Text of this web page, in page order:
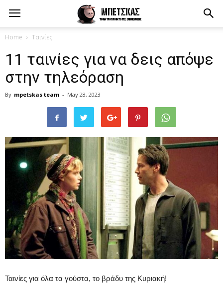
Home Ταινίες
11 ταινίες για να δεις απόψε
στην τηλεόραση
By mpetskas team - May 28, 2023
Ταινίες για όλα τα γούστα, το βράδυ της Κυριακή!